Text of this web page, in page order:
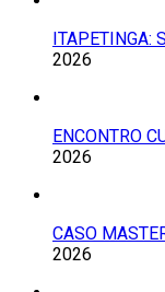
ITAPETINGA:
2026
ENCONTRO
2026
CASO
2026